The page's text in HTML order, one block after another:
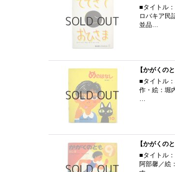
■タイトル
ロバキア民
並品…
【かがくの
■タイトル
作・絵：堀
…
【かがくの
■タイトル
阿部馨／絵